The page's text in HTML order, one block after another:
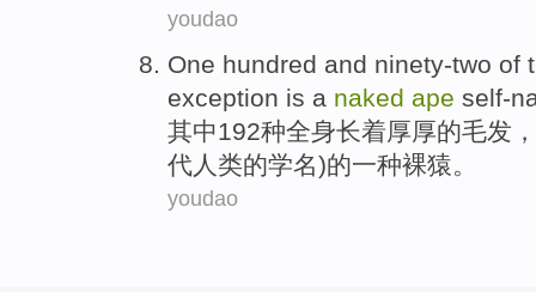
youdao
One hundred and ninety-two of
exception is a naked ape self-
其中192种全身长着厚厚的毛发
代人类的学名)的一种裸猿 。
youdao